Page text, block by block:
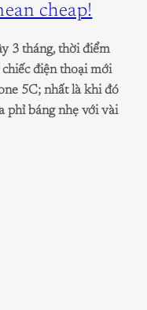
cheap!
3 tháng, thời điểm
điện thoại mới
5C; nhất là khi đó
phỉ báng nhẹ với vài